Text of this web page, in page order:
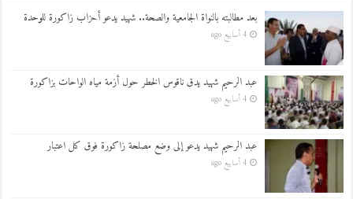
بعد مطالبته بالنواة الجامعية والصحة.. شهيد يدعو أحزاب زاكورة للوحدة
4 أسابيع ago
عبد الرحيم شهيد يدق ناقوس الخطر حول أزمة مياه الواحات بزاكورة
4 أسابيع ago
عبد الرحيم شهيد يدعو إلى وضع مصلحة زاكورة فوق كل اعتبار
4 أسابيع ago